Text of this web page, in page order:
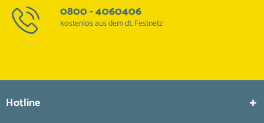
0800 - 4060406
kostenlos aus dem dt. Festnetz
Hotline